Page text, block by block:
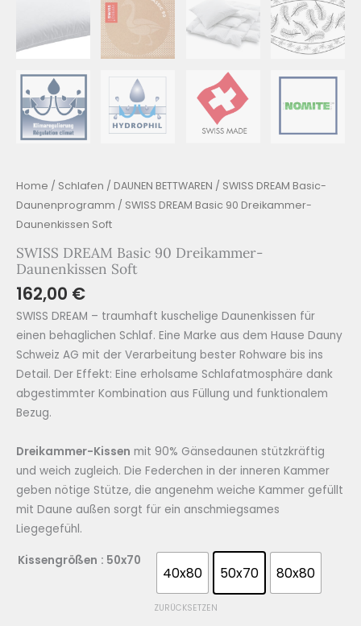
Home / Schlafen / DAUNEN BETTWAREN / SWISS DREAM Basic-
Daunenprogramm / SWISS DREAM Basic 90 Dreikammer-
Daunenkissen Soft
SWISS DREAM Basic 90 Dreikammer-
Daunenkissen Soft
162,00 €
SWISS DREAM – traumhaft kuschelige Daunenkissen für
einen behaglichen Schlaf. Eine Marke aus dem Hause Dauny
Schweiz AG mit der Verarbeitung bester Rohware bis ins
Detail. Der Effekt: Eine erholsame Schlafatmosphäre dank
abgestimmter Kombination aus Füllung und funktionalem
Bezug.
Dreikammer-Kissen mit 90% Gänsedaunen stützkräftig
und weich zugleich. Die Federchen in der inneren Kammer
geben nötige Stütze, die angenehm weiche Kammer gefüllt
mit Daune außen sorgt für ein anschmiegsames
Liegegefühl.
Kissengrößen : 50x70
40x80 50x70 80x80
ZURÜCKSETZEN